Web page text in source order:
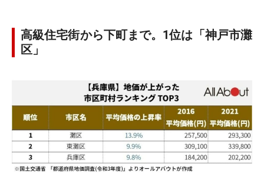
高級住宅街から下町まで。1位は「神戸市灘
区」